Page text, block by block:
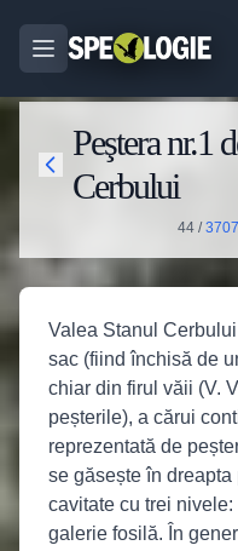
Peştera nr.1
Cerbului
44 /
Valea Stanul
sac (fiind închisă de
chiar din firul văii (V.
peșterile), a cărui
reprezentată de
se găsește în
cavitate cu trei
galerie fosilă. În